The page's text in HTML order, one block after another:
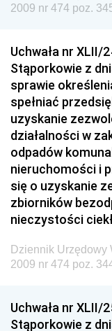
Dziennik
Dziennik
Dziennik
Dziennik
Kolejowego
Dziennik
Technologii
Dziennik
Dziennik
Państwowych
Dziennik
Rozwoju
Dziennik
2009 nr 474 poz.
Uchwała nr XLII/
Stąporkowie z
sprawie
spełniać
uzyskanie
działalności w
odpadów
nieruchomości i
się o uzyskanie
zbiorników
nieczystości
Dziennik Urzędowy
2009 nr 474 poz.
Uchwała nr XLII/
Stąporkowie z